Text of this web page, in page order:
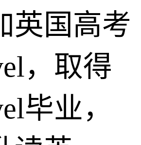
英国高考
，取得
毕业，